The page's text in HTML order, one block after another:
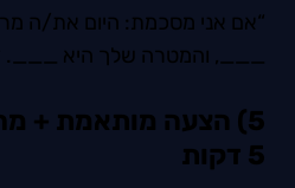
“אם אני מסכמת: היום את/ה
___, והמטרה שלך היא ___.
5) הצעה מותאמת +
5 דקות